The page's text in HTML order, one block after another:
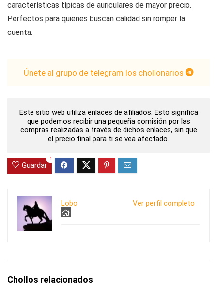
características típicas de auriculares de mayor precio.
Perfectos para quienes buscan calidad sin romper la
cuenta.
Únete al grupo de telegram los chollonarios
Este sitio web utiliza enlaces de afiliados. Esto significa
que podemos recibir una pequeña comisión por las
compras realizadas a través de dichos enlaces, sin que
el precio final para ti se vea afectado.
Guardar
-1
Ver perfil completo
Lobo
Chollos relacionados